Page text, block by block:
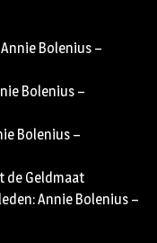
Bolenius –
Bolenius –
Bolenius –
de Geldmaat
Annie Bolenius –